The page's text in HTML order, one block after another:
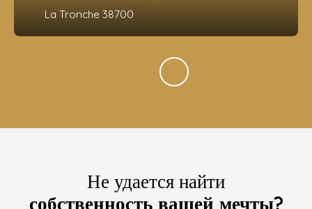
La Tronche 38700
Не удается найти
собственность вашей мечты?